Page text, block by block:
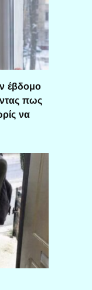
έβδομο
πως
να